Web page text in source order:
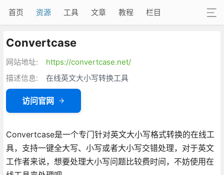
首页 资源 工具 文章 教程 栏目
Convertcase
网站地址:
https://convertcase.net/
描述信息:
在线英文大小写转换工具
访问官网
Convertcase是一个专门针对英文大小写格式转换的在线工
具，支持一键全大写、小写或者大小写交错处理，对于英文
工作者来说，想要处理大小写问题比较费时间，不妨使用在